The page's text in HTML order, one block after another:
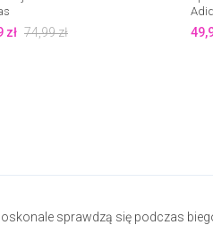
zł 74,99zł
sprawdzą się podczas